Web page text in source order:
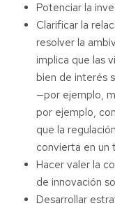
Potenciar la
Clarificar la
resolver la
implica que las
bien de interés
—por ejemplo,
por ejemplo,
que la
convierta en un
Hacer valer la
de innovación
Desarrollar